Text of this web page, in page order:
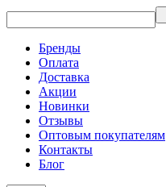
Бренды
Оплата
Доставка
Акции
Новинки
Отзывы
Оптовым покупателям
Контакты
Блог